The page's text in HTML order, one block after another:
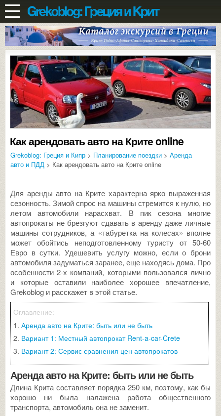
Как арендовать авто на Крите online
Grekoblog: Греция и Кипр > Планирование поездки > Аренда
авто и ПДД > Как арендовать авто на Крите online
Для аренды авто на Крите характерна ярко выраженная
сезонность. Зимой спрос на машины стремится к нулю, но
летом автомобили нарасхват. В пик сезона многие
автопрокаты не брезгуют сдавать в аренду даже личные
машины сотрудников, а «табуретка на колесах» вполне
может обойтись неподготовленному туристу от 50-60
Евро в сутки. Удешевить услугу можно, если о брони
автомобиля задуматься заранее, еще находясь дома. Про
особенности 2-х компаний, которыми пользовался лично
и которые оставили наиболее хорошее впечатление,
Grekoblog и расскажет в этой статье.
Аренда авто на Крите: быть или не быть
Вариант 1: Местный автопрокат Rent-a-car-Crete
Вариант 2: Сервис сравнения цен автопрокатов
Аренда авто на Крите: быть или не быть
Длина Крита составляет порядка 250 км, поэтому, как бы
хорошо ни была налажена работа общественного
транспорта, автомобиль она не заменит.